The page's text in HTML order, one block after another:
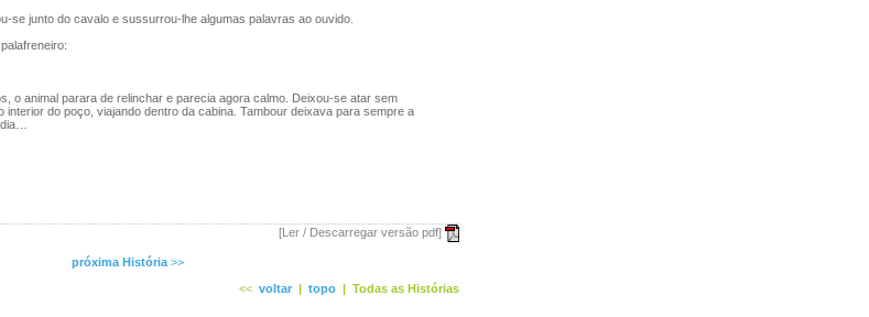
se junto do cavalo e sussurrou-lhe algumas palavras ao ouvido.
o animal parara de relinchar e parecia agora calmo. Deixou-se atar sem
do poço, viajando dentro da cabina. Tambour deixava para sempre a
[Ler / Descarregar versão pdf]
próxima História >>
<< voltar | topo | Todas as Histórias